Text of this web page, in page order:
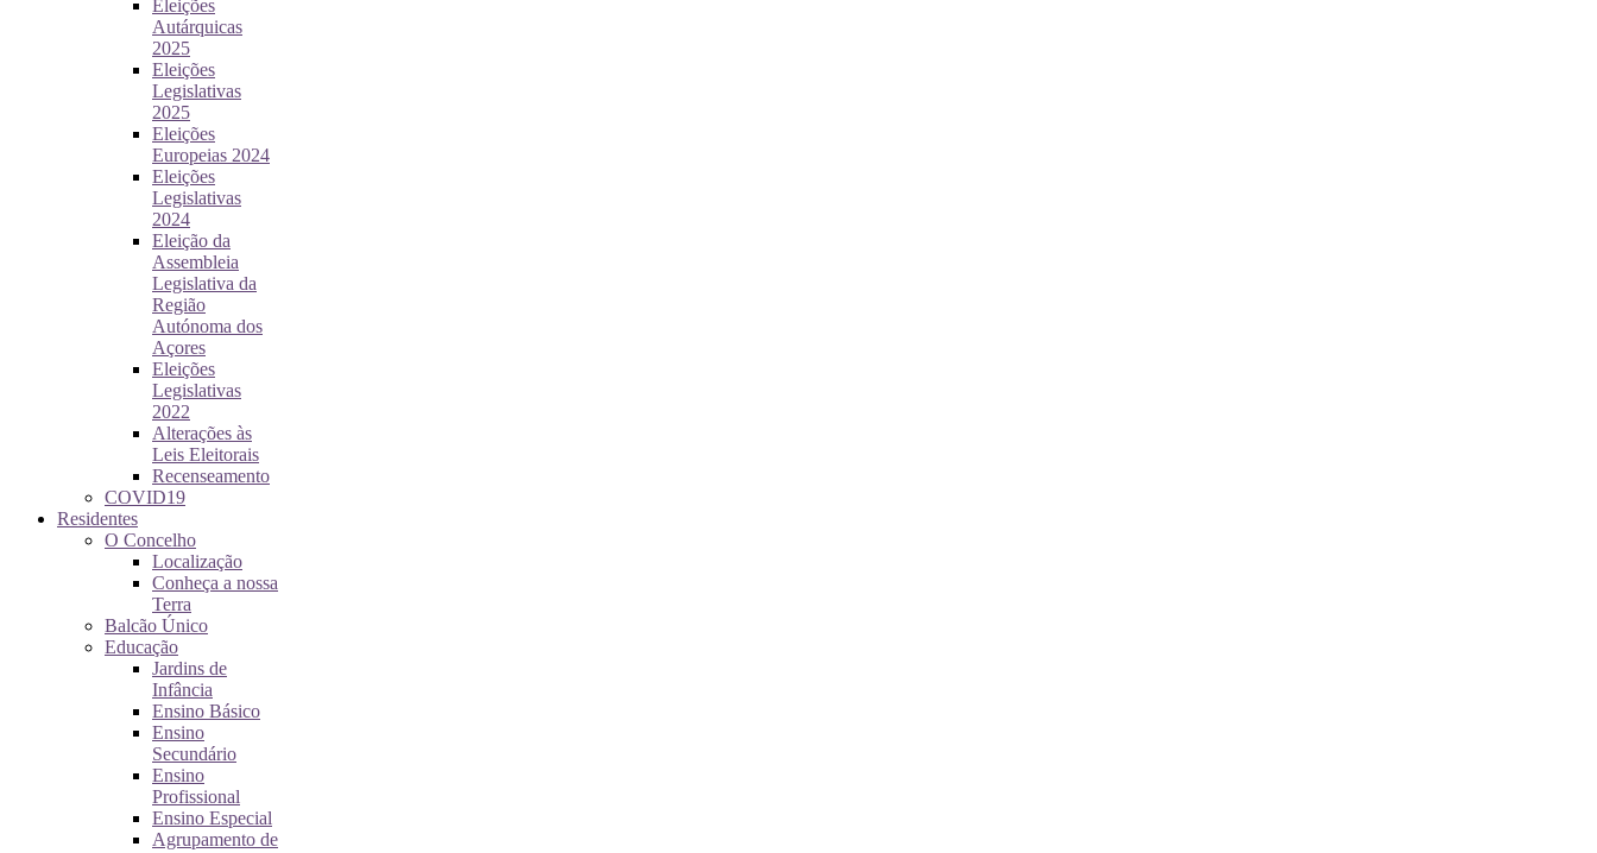
Eleições
Autárquicas
2025
Eleições
Legislativas
2025
Eleições
Europeias 2024
Eleições
Legislativas
2024
Eleição da
Assembleia
Legislativa da
Região
Autónoma dos
Açores
Eleições
Legislativas
2022
Alterações às
Leis Eleitorais
Recenseamento
COVID19
Residentes
O Concelho
Localização
Conheça a nossa
Terra
Balcão Único
Educação
Jardins de
Infância
Ensino Básico
Ensino
Secundário
Ensino
Profissional
Ensino Especial
Agrupamento de